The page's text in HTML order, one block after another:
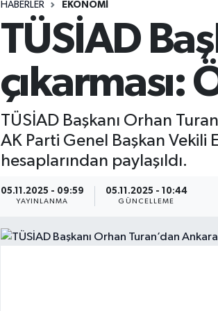
HABERLER EKONOMI
TÜSİAD
çıkarması:
TÜSİAD Başkanı Orhan
AK Parti Genel Başkan Vekili
hesaplarından paylaşıldı.
05.11.2025 - 09:59
YAYINLANMA
05.11.2025 - 10:44
GÜNCELLEME